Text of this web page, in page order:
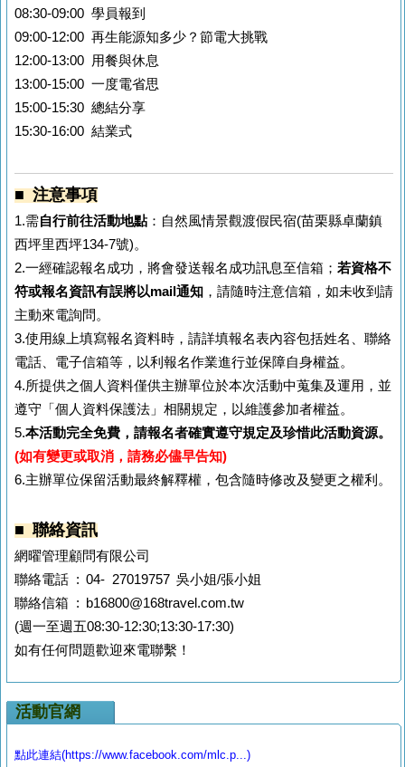
08:30-09:00 學員報到
09:00-12:00 再生能源知多少？節電大挑戰
12:00-13:00 用餐與休息
13:00-15:00 一度電省思
15:00-15:30 總結分享
15:30-16:00 結業式
■ 注意事項
1.需自行前往活動地點 ：自然風情景觀渡假民宿(苗栗縣卓蘭鎮
西坪里西坪134-7號)。
2.一經確認報名成功，將會發送報名成功訊息至信箱； 若資格不
符或報名資訊有誤將以mail通知 ，請隨時注意信箱，如未收到請
主動來電詢問。
3.使用線上填寫報名資料時，請詳填報名表內容包括姓名、聯絡
電話、電子信箱等，以利報名作業進行並保障自身權益。
4.所提供之個人資料僅供主辦單位於本次活動中蒐集及運用，並
遵守「個人資料保護法」相關規定，以維護參加者權益。
5.本活動完全免費，請報名者確實遵守規定及珍惜此活動資源。
(如有變更或取消，請務必儘早告知)
6.主辦單位保留活動最終解釋權，包含隨時修改及變更之權利。
■ 聯絡資訊
網曜管理顧問有限公司
聯絡電話 : 04- 27019757 吳小姐/張小姐
聯絡信箱 : b16800@168travel.com.tw
(週一至週五08:30-12:30;13:30-17:30)
如有任何問題歡迎來電聯繫！
活動官網
點此連結(https://www.facebook.com/mlc.p...)